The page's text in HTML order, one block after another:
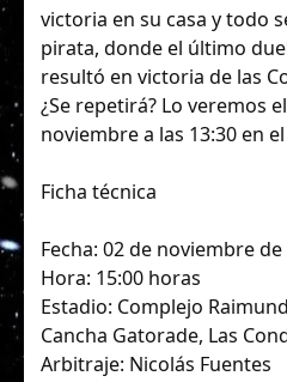
victoria en su casa y todo
pirata, donde el último
resultó en victoria de las
¿Se repetirá? Lo veremos
noviembre a las 13:30 en
Ficha técnica
Fecha: 02 de noviembre de
Hora: 15:00 horas
Estadio: Complejo
Cancha Gatorade, Las
Arbitraje: Nicolás Fuentes